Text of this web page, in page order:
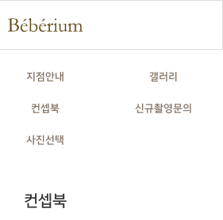
지점안내 갤러리
컨셉북 신규촬영문의
사진선택
컨셉북